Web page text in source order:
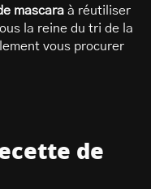
mascara à réutiliser
la reine du tri de la
vous procurer
de